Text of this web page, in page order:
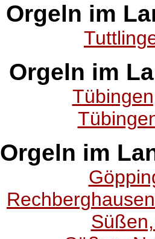
Orgeln im
Orgeln im
Orgeln im